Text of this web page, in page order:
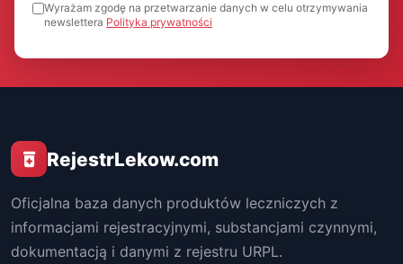
Wyrażam zgodę na przetwarzanie danych w celu otrzymywania
newslettera Polityka prywatności
RejestrLekow.com
Oficjalna baza danych produktów leczniczych z
informacjami rejestracyjnymi, substancjami czynnymi,
dokumentacją i danymi z rejestru URPL.